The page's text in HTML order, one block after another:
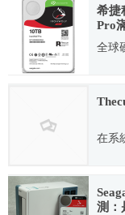
希捷
Pro
全球
在系
2014.11.13
測：